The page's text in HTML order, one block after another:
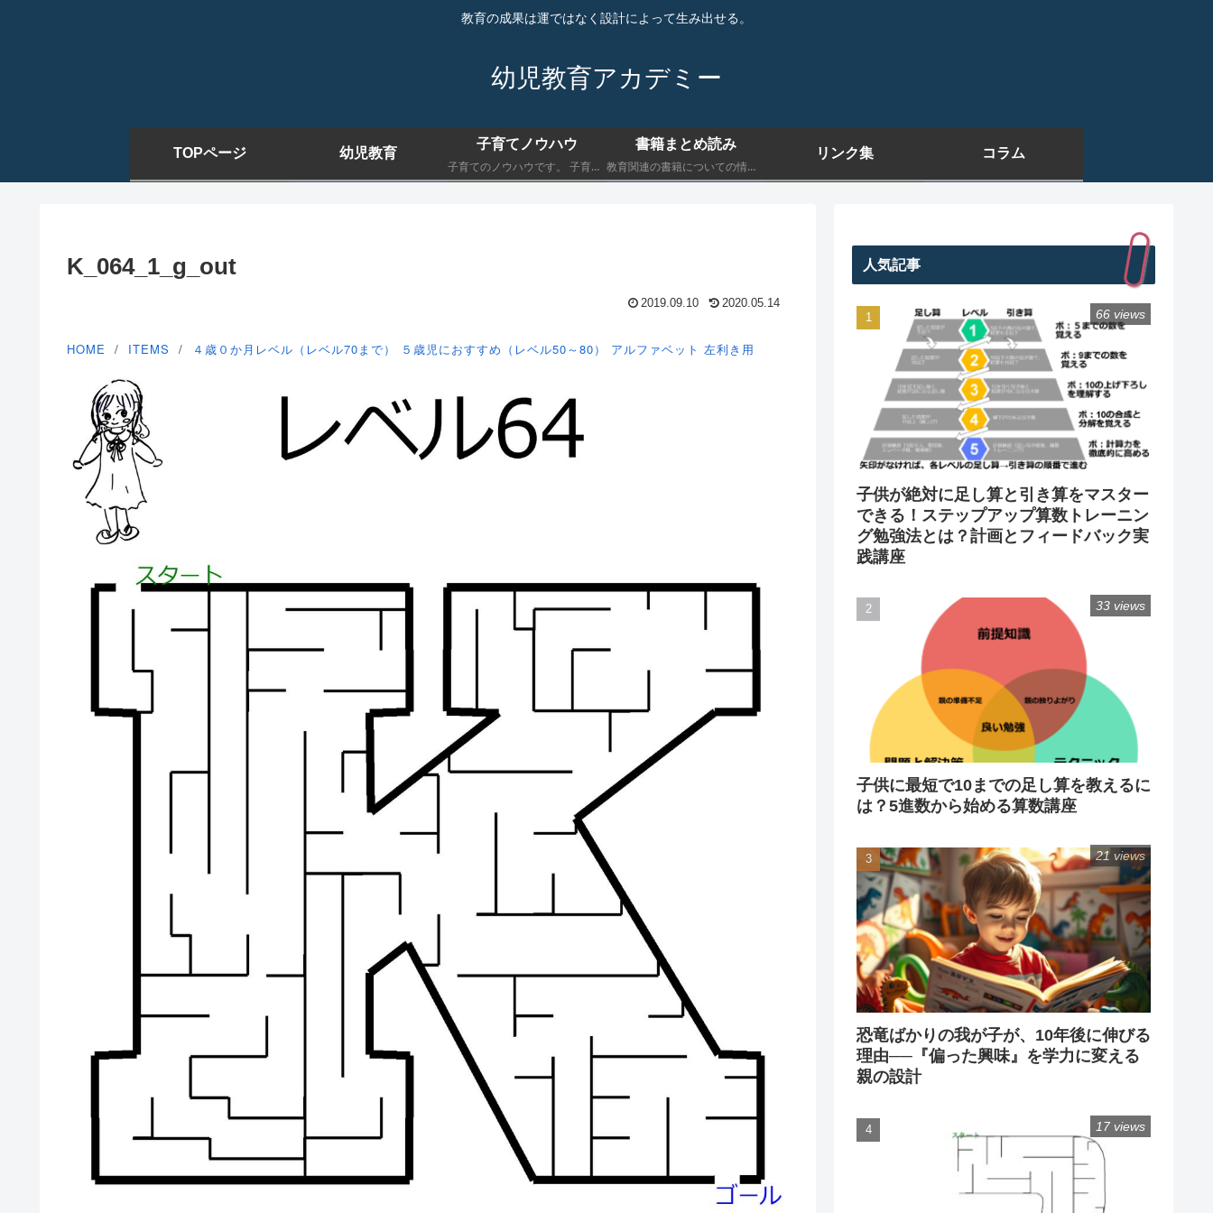
教育の成果は運ではなく設計によって生み出せる。
幼児教育アカデミー
TOPページ 幼児教育
子育てノウハウ
子育てのノウハウです。 子育てにおいて最低限知っておくべきことを書きます。
書籍まとめ読み
教育関連の書籍についての情報です。 子育てにおいて最低限知っておくべきことを書きます。
リンク集 コラム
K_064_1_g_out
2019.09.10 2020.05.14
HOME ITEMS ４歳０か月レベル（レベル70まで） ５歳児におすすめ（レベル50～80） アルファベット 左利き用
人気記事
子供が絶対に足し算と引き算をマスター
できる！ステップアップ算数トレーニン
グ勉強法とは？計画とフィードバック実
践講座
66 views
子供に最短で10までの足し算を教えるに
は？5進数から始める算数講座
33 views
恐竜ばかりの我が子が、10年後に伸びる
理由──『偏った興味』を学力に変える
親の設計
21 views
17 views